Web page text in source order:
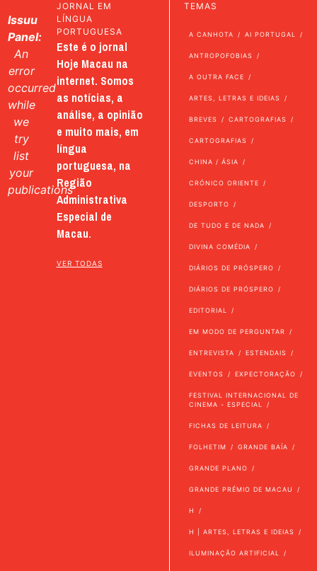
Issuu
Panel:
An
error
occurred
while
we
try
list
your
publications
JORNAL EM
LÍNGUA
PORTUGUESA
Este é o jornal
Hoje Macau na
internet. Somos
as notícias, a
análise, a opinião
e muito mais, em
língua
portuguesa, na
Região
Administrativa
Especial de
Macau.
VER TODAS
TEMAS
A CANHOTA AI PORTUGAL
ANTROPOFOBIAS
A OUTRA FACE
ARTES, LETRAS E IDEIAS
BREVES CARTOGRAFIAS
CARTOGRAFIAS
CHINA / ÁSIA
CRÓNICO ORIENTE
DESPORTO
DE TUDO E DE NADA
DIVINA COMÉDIA
DIÁRIOS DE PRÓSPERO
DIÁRIOS DE PRÓSPERO
EDITORIAL
EM MODO DE PERGUNTAR
ENTREVISTA ESTENDAIS
EVENTOS EXPECTORAÇÃO
FESTIVAL INTERNACIONAL DE
CINEMA - ESPECIAL
FICHAS DE LEITURA
FOLHETIM GRANDE BAÍA
GRANDE PLANO
GRANDE PRÉMIO DE MACAU
H
H | ARTES, LETRAS E IDEIAS
ILUMINAÇÃO ARTIFICIAL